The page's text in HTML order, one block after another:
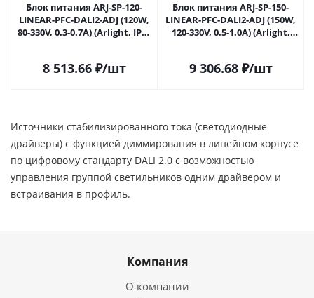
Блок питания ARJ-SP-120-
LINEAR-PFC-DALI2-ADJ (120W,
80-330V, 0.3-0.7A) (Arlight, IP20
8 513.66₽/шт
Блок питания ARJ-SP-150-
LINEAR-PFC-DALI2-ADJ (150W,
120-330V, 0.5-1.0A) (Arlight,
9 306.68₽/шт
Источники стабилизированного тока (светодиодные
драйверы) с функцией диммирования в линейном корпусе
по цифровому стандарту DALI 2.0 с возможностью
управления группой светильников одним драйвером и
встраивания в профиль.
Компания
О компании